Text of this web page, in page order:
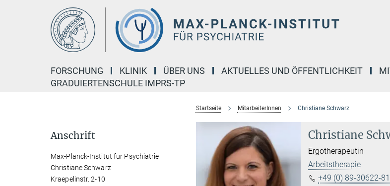
FORSCHUNG KLINIK ÜBER UNS AKTUELLES UND ÖFFENTLICHKEIT
GRADUIERTENSCHULE IMPRS-TP
Startseite MitarbeiterInnen Christiane Schwarz
Christiane
Ergotherapeutin
Arbeitstherapie
+49 (0) 89-30622-
Anschrift
Max-Planck-Institut für Psychiatrie
Christiane Schwarz
Kraepelinstr. 2-10